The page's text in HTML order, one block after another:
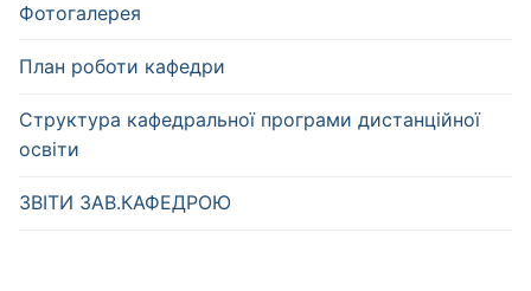
Фотогалерея
План роботи кафедри
Структура кафедральної програми дистанційної
освіти
ЗВІТИ ЗАВ.КАФЕДРОЮ